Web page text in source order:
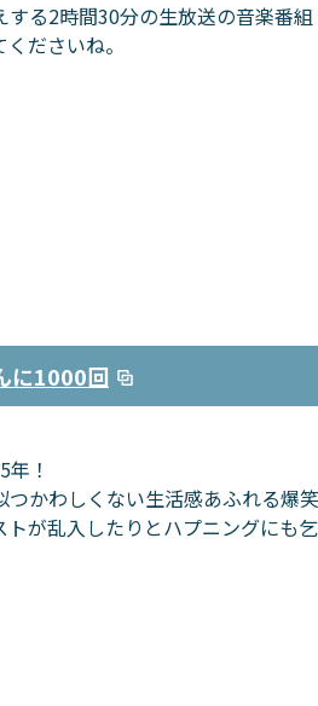
る2時間30分の生放送の音楽番
ださいね。
に1000回
！
かわしくない生活感あふれる爆
が乱入したりとハプニングにも